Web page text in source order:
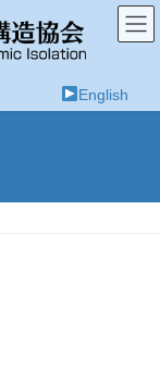
English